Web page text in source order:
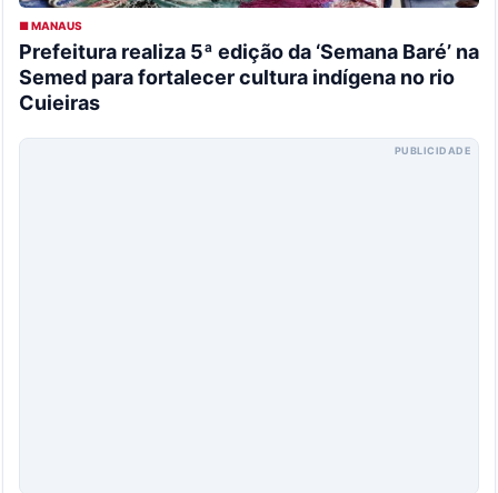
■ MANAUS
Prefeitura realiza 5ª edição da ‘Semana Baré’ na
Semed para fortalecer cultura indígena no rio
Cuieiras
PUBLICIDADE